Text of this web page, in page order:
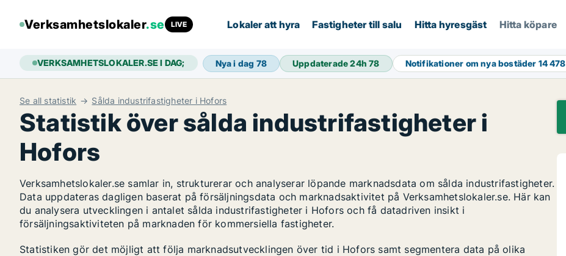
Verksamhetslokaler.se LIVE Lokaler att hyra Fastigheter till salu Hitta hyresgäst Hitta köpare
VERKSAMHETSLOKALER.SE I DAG; Nya i dag 78 Uppdaterade 24h78 Notifikationer om nya bostäder 14 478
Se all statistik Sålda industrifastigheter i Hofors
Statistik över sålda industrifastigheter i
Hofors
Verksamhetslokaler.se samlar in, strukturerar och analyserar löpande marknadsdata om sålda industrifastigheter.
Data uppdateras dagligen baserat på försäljningsdata och marknadsaktivitet på Verksamhetslokaler.se. Här kan
du analysera utvecklingen i antalet sålda industrifastigheter i Hofors och få datadriven insikt i
försäljningsaktiviteten på marknaden för kommersiella fastigheter.
Statistiken gör det möjligt att följa marknadsutvecklingen över tid i Hofors samt segmentera data på olika